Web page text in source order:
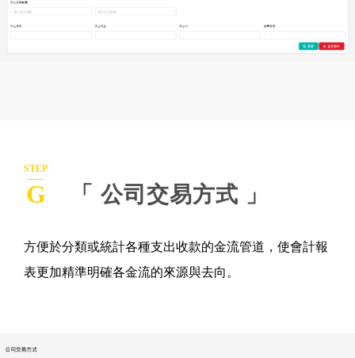
STEP
G 「 公司交易方式 」
方便於分類或統計各種支出收款的金流管道，使會計報
表更加精準明確各金流的來源與去向。